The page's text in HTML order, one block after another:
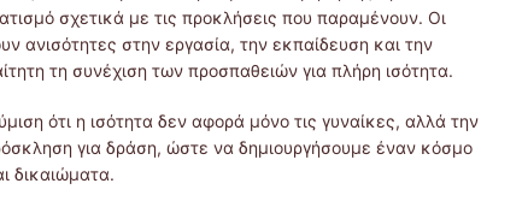
σχετικά με τις προκλήσεις που παραμένουν. Οι
ανισότητες στην εργασία, την εκπαίδευση και την
τη συνέχιση των προσπαθειών για πλήρη ισότητα.
ότι η ισότητα δεν αφορά μόνο τις γυναίκες, αλλά την
για δράση, ώστε να δημιουργήσουμε έναν κόσμο
δικαιώματα.